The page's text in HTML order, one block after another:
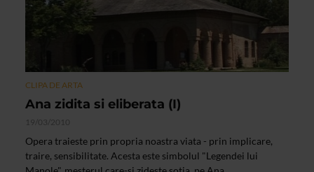
CLIPA DE ARTA
Ana zidita si eliberata (I)
19/03/2010
Opera traieste prin propria noastra viata - prin implicare,
traire, sensibilitate. Acesta este simbolul "Legendei lui